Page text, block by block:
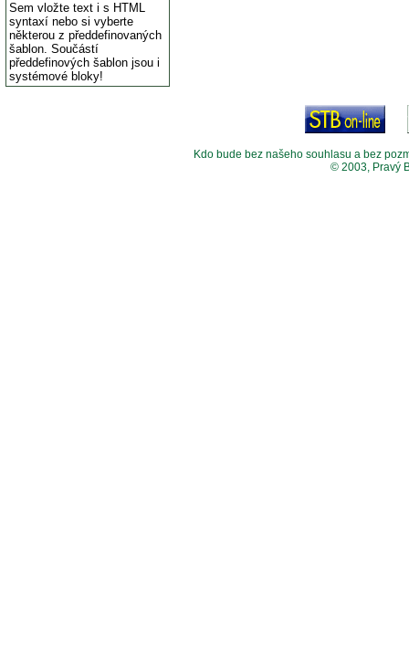
Sem vložte text i s HTML
syntaxí nebo si vyberte
některou z předdefinovaných
šablon. Součástí
předdefinových šablon jsou i
systémové bloky!
Kdo bude bez našeho souhlasu a bez
© 2003, Pravý